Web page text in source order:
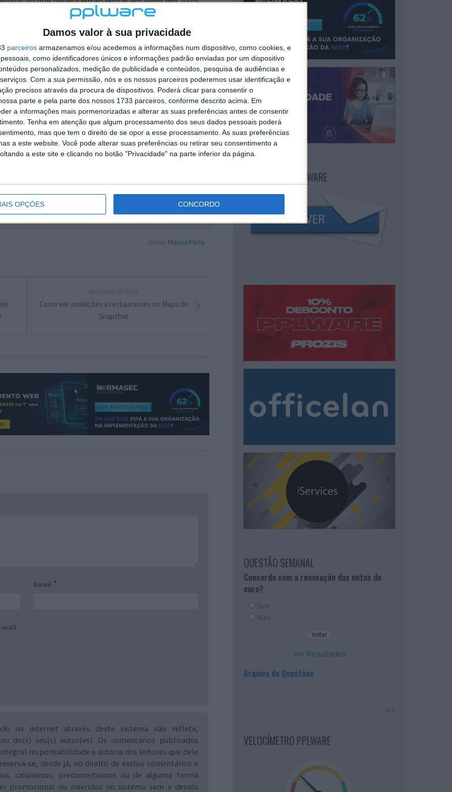
Damos valor à sua privacidade
parceiros armazenamos e/ou acedemos a informações num dispositivo, como cookies, e
como identificadores únicos e informações padrão enviadas por um dispositivo
personalizados, medição de publicidade e conteúdos, pesquisa de audiências e
Com a sua permissão, nós e os nossos parceiros poderemos usar identificação e
precisos através da procura de dispositivos. Poderá clicar para consentir o
parte e pela parte dos nossos 1733 parceiros, conforme descrito acima. Em
a informações mais pormenorizadas e alterar as suas preferências antes de consentir
Tenha em atenção que algum processamento dos seus dados pessoais poderá
mas que tem o direito de se opor a esse processamento. As suas preferências
a este website. Você pode alterar suas preferências ou retirar seu consentimento a
a este site e clicando no botão "Privacidade" na parte inferior da página.
OPÇÕES CONCORDO
que "
a legislação afirma que os fabricantes são
estes se conduzem sozinhos, o que significa que
por incidentes relacionados com a direção
direção".
, algo do género apenas deverá ser implementado
artigo tem mais de um ano
no Google Notícias
Autor: Marisa Pinto
Como ver avaliações a restaurantes no Mapa do
Snapchat
Email *
mail.
na internet através deste sistema não reflete,
do(s) seu(s) autor(es). Os comentários publicados
responsabilidade e autoria dos leitores que dele
se, desde já, no direito de excluir comentários e
caluniosos, preconceituosos ou de alguma forma
promocional ou inseridos no sistema sem a devida
NEWSLETTER PPLWARE
QUESTÃO SEMANAL
Concorda com a renovação das notas de
euro?
Sim
Não
Ver Resultados
Arquivo de Questões
PUB
VELOCÍMETRO PPLWARE